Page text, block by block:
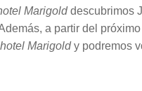
Marigolddescubrimos
a partir del
Marigoldy podremos